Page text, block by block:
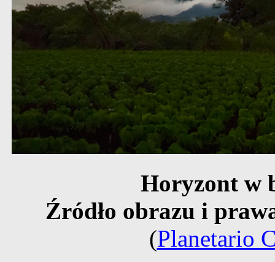
Horyzont w
Źródło obrazu i
(Planetario